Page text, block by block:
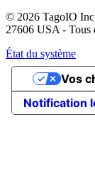
© 2026 TagoIO
27606 USA - Tous
État du système
Notification
Vos